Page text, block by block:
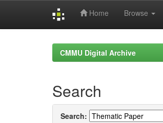
Home Browse
CMMU Digital Archive
Search
Search: